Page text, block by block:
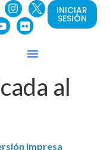
INICIAR
SESIÓN
al
impresa